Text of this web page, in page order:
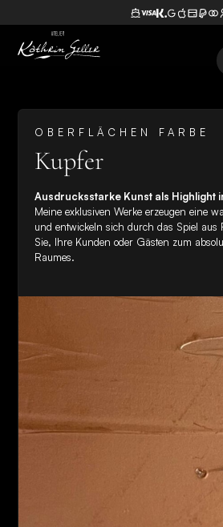
OBERFLÄCHEN FARBE
Kupfer
Ausdrucksstarke Kunst als Highlight
Meine exklusiven Werke erzeugen eine
und entwickeln sich durch das Spiel aus
Sie, Ihre Kunden oder Gästen zum
Raumes.